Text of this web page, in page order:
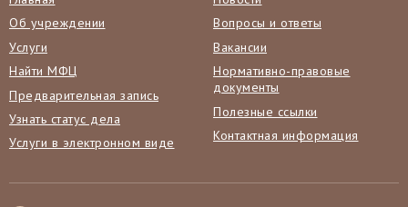
Об учреждении
Услуги
Найти МФЦ
Предварительная запись
Узнать статус дела
Услуги в электронном виде
Вопросы и ответы
Вакансии
Нормативно-правовые
документы
Полезные ссылки
Контактная информация